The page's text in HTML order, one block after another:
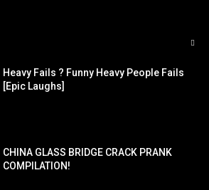
Heavy Fails ? Funny Heavy People Fails
[Epic Laughs]
CHINA GLASS BRIDGE CRACK PRANK
COMPILATION!